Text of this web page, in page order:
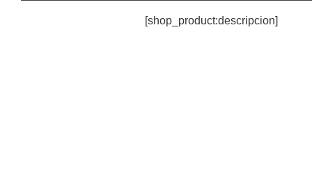
[shop_product:descripcion]